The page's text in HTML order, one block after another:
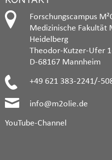
Forschungscampus
Medizinische Fakultät
Heidelberg
Theodor-Kutzer-Ufer
D-68167 Mannheim
+49 621 383-2241/-
info@m2olie.de
YouTube-Channel